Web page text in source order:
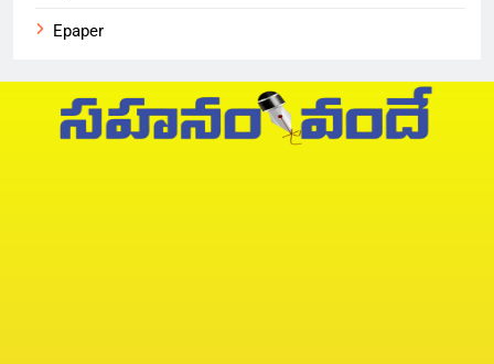
Epaper